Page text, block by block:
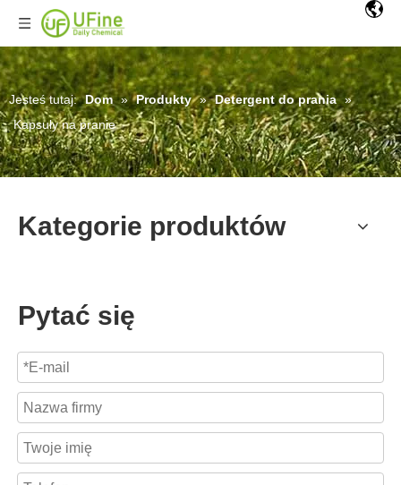
Jesteś tutaj: Dom » Produkty » Detergent do prania »
Kapsuły na pranie
Kategorie produktów
Pytać się